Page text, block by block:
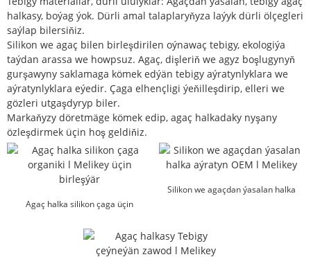
halkasy, boýag ýok. Dürli amal talaplaryňyza laýyk dürli ölçegleri
saýlap bilersiňiz.
Silikon we agaç bilen birleşdirilen oýnawaç tebigy, ekologiýa
taýdan arassa we howpsuz. Agaç, dişleriň we agyz boşlugynyň
gurşawyny saklamaga kömek edýän tebigy aýratynlyklara we
aýratynlyklara eýedir. Çaga elhençligi ýeňilleşdirip, elleri we
gözleri utgaşdyryp biler.
Markaňyzy döretmäge kömek edip, agaç halkadaky nyşany
özleşdirmek üçin hoş geldiňiz.
Agaç halka silikon çaga üçin
Silikon we agaçdan ýasalan halka